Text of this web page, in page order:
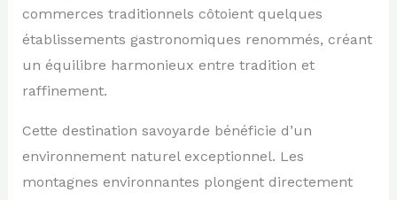
commerces traditionnels côtoient quelques
établissements gastronomiques renommés, créant
un équilibre harmonieux entre tradition et
raffinement.
Cette destination savoyarde bénéficie d’un
environnement naturel exceptionnel. Les
montagnes environnantes plongent directement